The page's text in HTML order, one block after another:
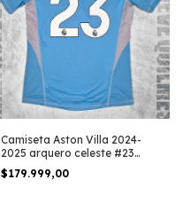
Camiseta Aston Villa 2024-
2025 arquero celeste #23
Martinez
$179.999,00